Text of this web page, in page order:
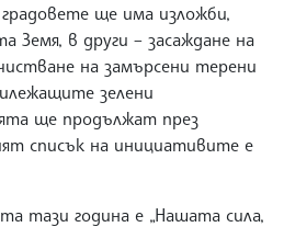
ще има изложби,
Земя, в други – засаждане на
на замърсени терени
зелени
ще продължат през
списък на инициативите е
тази година е „Нашата сила,